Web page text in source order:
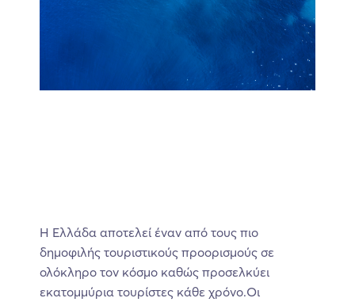
Η Ελλάδα αποτελεί έναν από τους πιο
δημοφιλής τουριστικούς προορισμούς σε
ολόκληρο τον κόσμο καθώς προσελκύει
εκατομμύρια τουρίστες κάθε χρόνο.Οι